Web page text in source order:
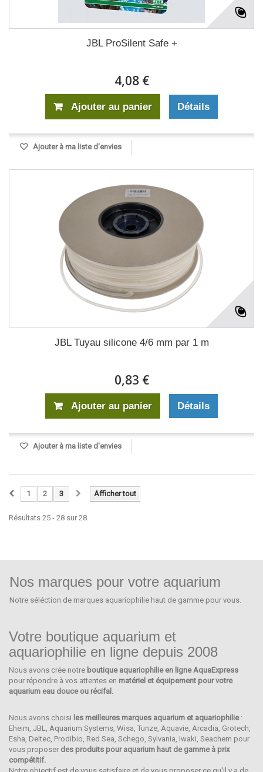
JBL ProSilent Safe +
4,08 €
Ajouter au panier Détails
Ajouter à ma liste d'envies
JBL Tuyau silicone 4/6 mm par 1 m
0,83 €
Ajouter au panier Détails
Ajouter à ma liste d'envies
Afficher tout
1 2 3
Résultats 25 - 28 sur 28.
Nos marques pour votre aquarium
Notre séléction de marques aquariophilie haut de gamme pour vous.
SEACHEM
Votre boutique aquarium et
aquariophilie en ligne depuis 2008
Nous avons crée notre boutique aquariophilie en ligne AquaExpress
pour répondre à vos attentes en matériel et équipement pour votre
aquarium eau douce ou récifal.
Nous avons choisi les meilleures marques aquarium et aquariophilie:
Eheim, JBL, Aquarium Systems, Wisa, Tunze, Aquavie, Arcadia, Grotech,
Esha, Deltec, Prodibio, Red Sea, Schego, Sylvania, Iwaki, Seachem pour
vous proposer des produits pour aquarium haut de gamme à prix
compétitif.